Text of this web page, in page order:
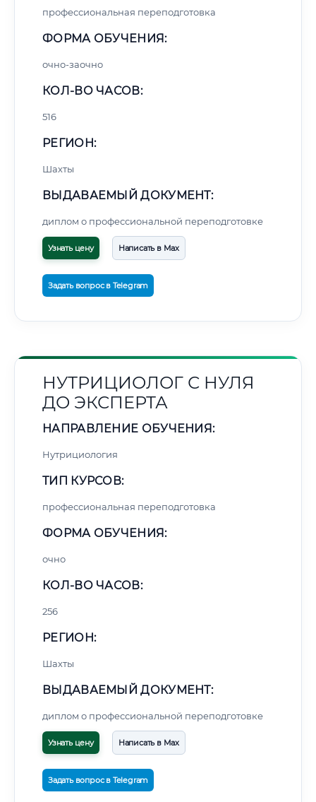
профессиональная переподготовка
ФОРМА ОБУЧЕНИЯ:
очно-заочно
КОЛ-ВО ЧАСОВ:
516
РЕГИОН:
Шахты
ВЫДАВАЕМЫЙ ДОКУМЕНТ:
диплом о профессиональной переподготовке
Узнать цену Написать в Max
Задать вопрос в Telegram
НУТРИЦИОЛОГ С НУЛЯ
ДО ЭКСПЕРТА
НАПРАВЛЕНИЕ ОБУЧЕНИЯ:
Нутрициология
ТИП КУРСОВ:
профессиональная переподготовка
ФОРМА ОБУЧЕНИЯ:
очно
КОЛ-ВО ЧАСОВ:
256
РЕГИОН:
Шахты
ВЫДАВАЕМЫЙ ДОКУМЕНТ:
диплом о профессиональной переподготовке
Узнать цену Написать в Max
Задать вопрос в Telegram